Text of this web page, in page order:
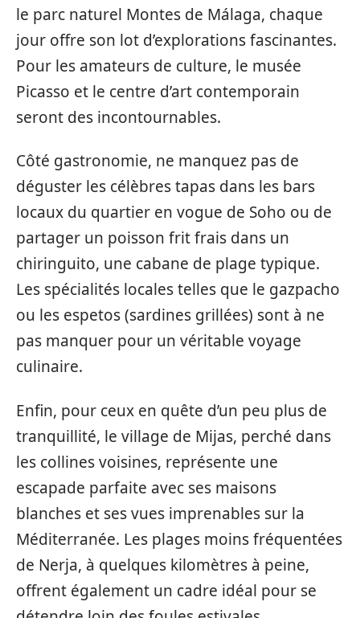
le parc naturel Montes de Málaga, chaque
jour offre son lot d’explorations fascinantes.
Pour les amateurs de culture, le musée
Picasso et le centre d’art contemporain
seront des incontournables.
Côté gastronomie, ne manquez pas de
déguster les célèbres tapas dans les bars
locaux du quartier en vogue de Soho ou de
partager un poisson frit frais dans un
chiringuito, une cabane de plage typique.
Les spécialités locales telles que le gazpacho
ou les espetos (sardines grillées) sont à ne
pas manquer pour un véritable voyage
culinaire.
Enfin, pour ceux en quête d’un peu plus de
tranquillité, le village de Mijas, perché dans
les collines voisines, représente une
escapade parfaite avec ses maisons
blanches et ses vues imprenables sur la
Méditerranée. Les plages moins fréquentées
de Nerja, à quelques kilomètres à peine,
offrent également un cadre idéal pour se